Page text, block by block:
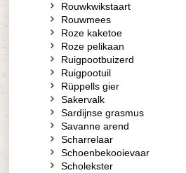
Rouwkwikstaart
Rouwmees
Roze kaketoe
Roze pelikaan
Ruigpootbuizerd
Ruigpootuil
Rüppells gier
Sakervalk
Sardijnse grasmus
Savanne arend
Scharrelaar
Schoenbekooievaar
Scholekster